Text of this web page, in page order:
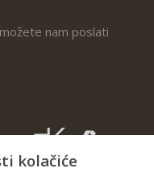
nam poslati
kolačiće